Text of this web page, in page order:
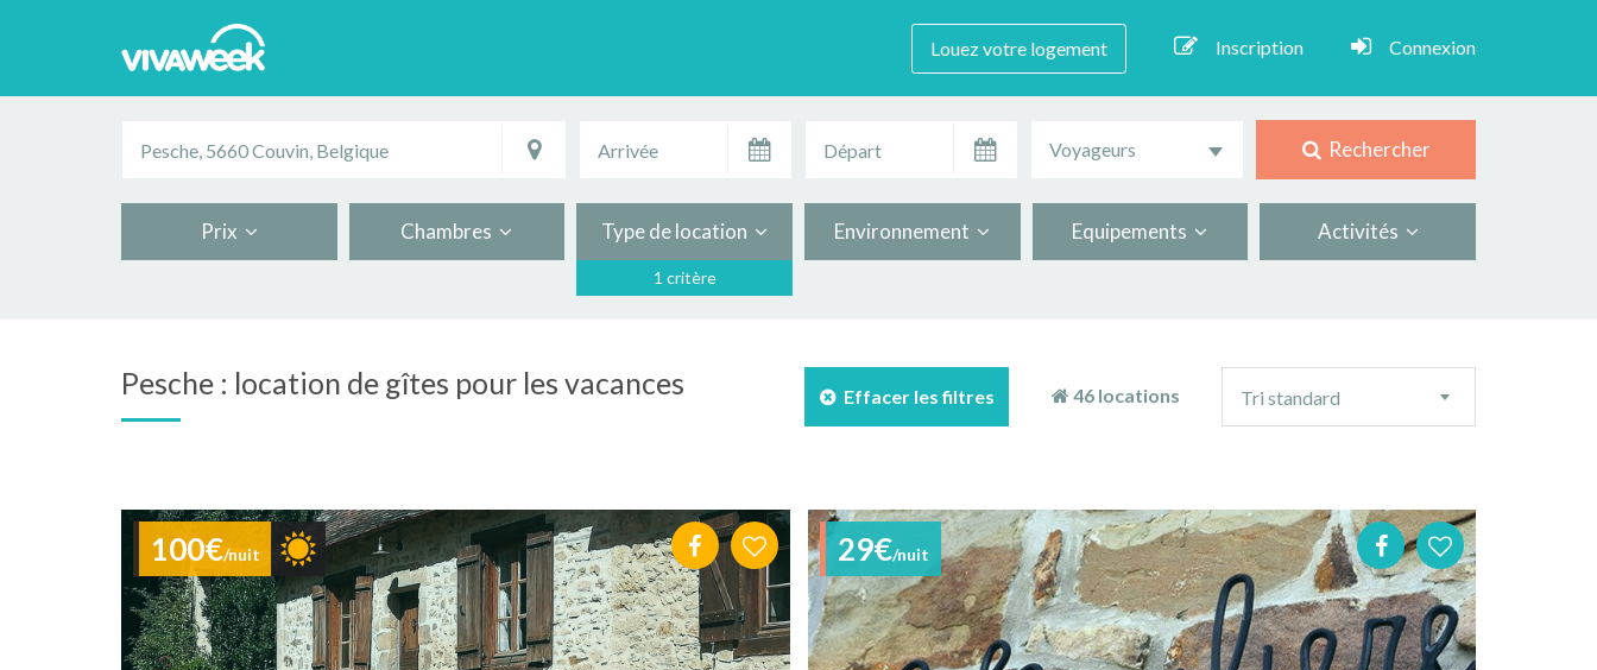
Louez votre logement Inscription Connexion
Voyageurs Rechercher
Prix Chambres Type de location
1 critère
Environnement Equipements Activités
Pesche : location de gîtes pour les vacances Effacer les filtres 46 locations
tri
Tri standard
100€/nuit 29€/nuit